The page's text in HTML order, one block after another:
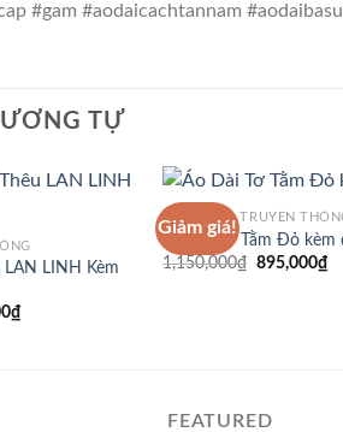
#gam #aodaicachtannam
TỰ
LINH Kèm
₫
Giảm giá!
ÁO DÀI CỔ TRUYỀN
Áo Dài Tơ Tằm Đỏ kèm
1,150,000₫ Giá
895,000₫
FEATURED